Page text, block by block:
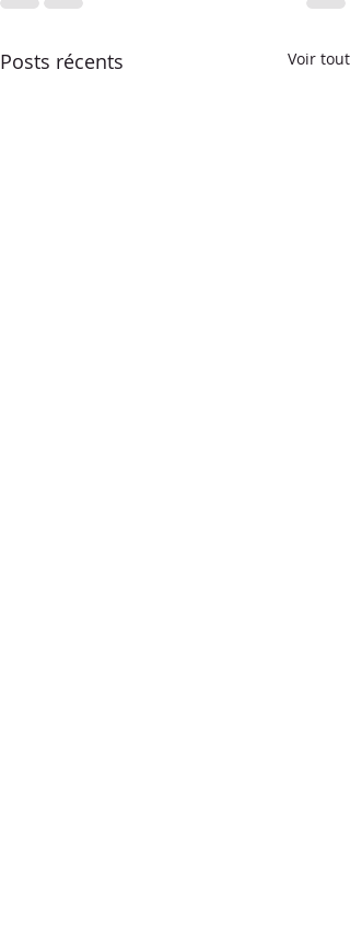
Posts récents Voir tout